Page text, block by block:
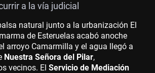
a la vía judicial
natural junto a la urbanización El
de Esteruelas acabó anoche
arroyo Camarmilla y el agua llegó a
Nuestra Señora del Pilar,
vecinos. El Servicio de Mediación